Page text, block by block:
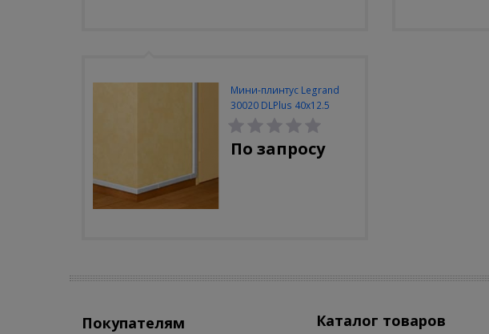
Мини-плинтус Legrand
30020 DLPlus 40x12.5
белый 2 отделения
По запросу
Покупателям Каталог товаров